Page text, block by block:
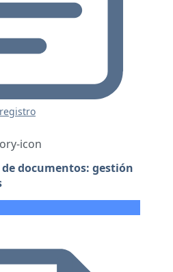
de documentos: gestión